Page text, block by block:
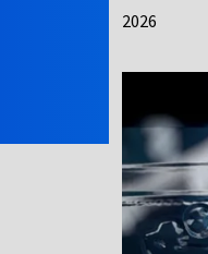
2026